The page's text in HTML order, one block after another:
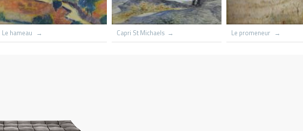
Le hameau Capri St Michaels Le promeneur